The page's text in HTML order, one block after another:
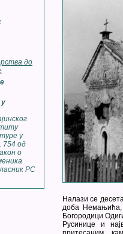
до
у
у
од
о
РС
Налази се
доба Немањића,
Богородици
Русинице и